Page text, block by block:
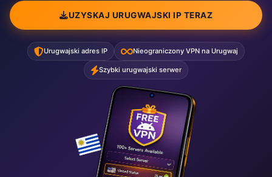
UZYSKAJ URUGWAJSKI IP TERAZ
Urugwajski adres IP Nieograniczony VPN na Urugwaj
Szybki urugwajski serwer